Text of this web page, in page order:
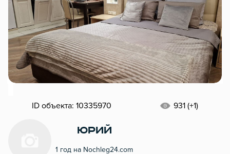
ID объекта: 10335970 931 (+1)
Юрий
1 год на Nochleg24.com